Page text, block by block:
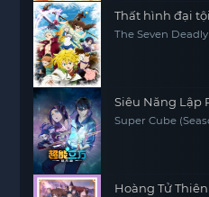
Thất hình đại
The Seven
Siêu Năng Lập
Super Cube
Hoàng Tử